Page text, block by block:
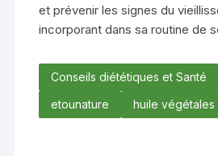
et prévenir les signes du
incorporant dans sa routine de
Conseils diététiques et Santé
etounature
huile végétales